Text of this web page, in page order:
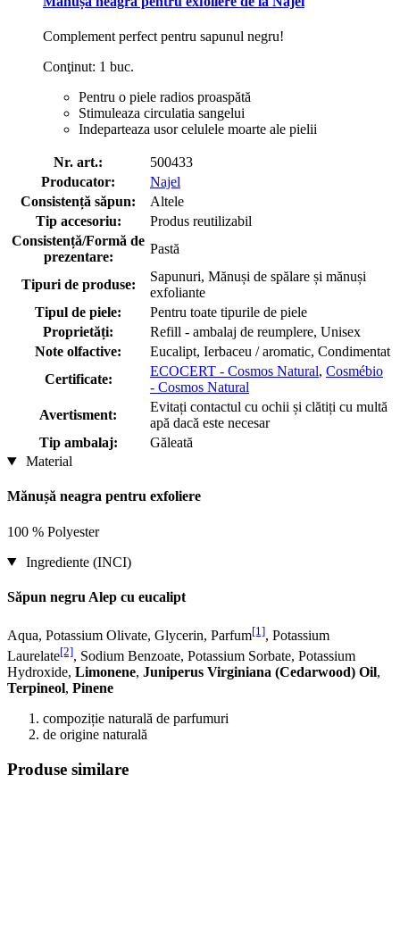
Complement perfect pentru sapunul negru!
Conţinut: 1 buc.
Pentru o piele radios proaspătă
Stimuleaza circulatia sangelui
Indeparteaza usor celulele moarte ale pielii
Nr. art.:
500433
Producator:
Najel
Consistență săpun:
Altele
Tip accesoriu:
Produs reutilizabil
Consistență/Formă de
prezentare:
Pastă
Tipuri de produse:
Sapunuri, Mănuși de spălare și mănuși
exfoliante
Tipul de piele:
Pentru toate tipurile de piele
Proprietăți:
Refill - ambalaj de reumplere, Unisex
Note olfactive:
Eucalipt, Ierbaceu / aromatic, Condimentat
Certificate:
ECOCERT - Cosmos Natural, Cosmébio
- Cosmos Natural
Avertisment:
Evitați contactul cu ochii și clătiți cu multă
apă dacă este necesar
Tip ambalaj:
Găleată
Material
Mănușă neagra pentru exfoliere
100 % Polyester
Ingrediente (INCI)
Săpun negru Alep cu eucalipt
Aqua, Potassium Olivate, Glycerin, Parfum[1], Potassium
Laurelate[2], Sodium Benzoate, Potassium Sorbate, Potassium
Hydroxide, Limonene, Juniperus Virginiana (Cedarwood) Oil,
Terpineol, Pinene
compoziție naturală de parfumuri
de origine naturală
Produse similare